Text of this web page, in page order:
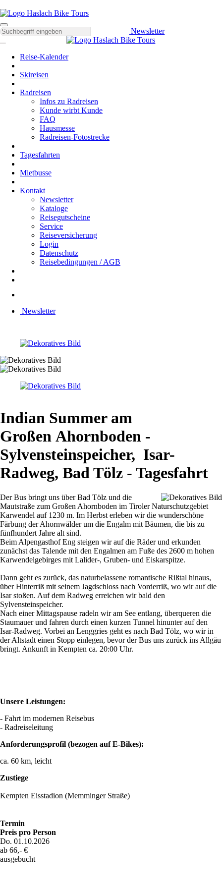
Newsletter
Reise-Kalender
Skireisen
Radreisen
Infos zu Radreisen
Kunde wirbt Kunde
FAQ
Hausmesse
Radreisen-Fotostrecke
Tagesfahrten
Mietbusse
Kontakt
Newsletter
Kataloge
Reisegutscheine
Service
Reiseversicherung
Login
Datenschutz
Reisebedingungen / AGB
Newsletter
Indian Summer am
Großen Ahornboden -
Sylvensteinspeicher, Isar-
Radweg, Bad Tölz - Tagesfahrt
Der Bus bringt uns über Bad Tölz und die
Mautstraße zum Großen Ahornboden im Tiroler Naturschutzgebiet
Karwendel auf 1230 m. Im Herbst erleben wir die wunderschöne
Färbung der Ahornwälder um die Engalm mit Bäumen, die bis zu
fünfhundert Jahre alt sind.
Beim Alpengasthof Eng steigen wir auf die Räder und erkunden
zunächst das Talende mit den Engalmen am Fuße des 2600 m hohen
Karwendelgebirges mit Lalider-, Gruben- und Eiskarspitze.
Dann geht es zurück, das naturbelassene romantische Rißtal hinaus,
über Hinterriß mit seinem Jagdschloss nach Vorderriß, wo wir auf die
Isar stoßen. Auf dem Radweg erreichen wir bald den
Sylvensteinspeicher.
Nach einer Mittagspause radeln wir am See entlang, überqueren die
Staumauer und fahren durch einen kurzen Tunnel hinunter auf den
Isar-Radweg. Vorbei an Lenggries geht es nach Bad Tölz, wo wir in
der Altstadt einen Stopp einlegen, bevor der Bus uns zurück ins Allgäu
bringt. Ankunft in Kempten ca. 20:00 Uhr.
Unsere Leistungen:
- Fahrt im modernen Reisebus
- Radreiseleitung
Anforderungsprofil (bezogen auf E-Bikes):
ca. 60 km, leicht
Zustiege
Kempten Eisstadion (Memminger Straße)
Termin
Preis pro Person
Do. 01.10.2026
ab 66,- €
ausgebucht